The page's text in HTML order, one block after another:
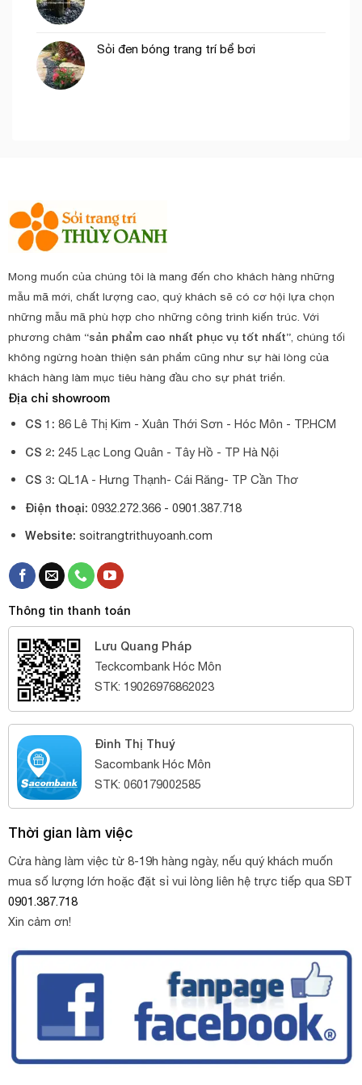
Sỏi đen bóng trang trí bể bơi
Mong muốn của chúng tôi là mang đến cho khách hàng những
mẫu mã mới, chất lượng cao, quý khách sẽ có cơ hội lựa chọn
những mẫu mã phù hợp cho những công trình kiến trúc. Với
phương châm “sản phẩm cao nhất phục vụ tốt nhất”, chúng tối
không ngừng hoàn thiện sản phẩm cũng như sự hài lòng của
khách hàng làm mục tiêu hàng đầu cho sự phát triển.
Địa chỉ showroom
CS 1: 86 Lê Thị Kim - Xuân Thới Sơn - Hóc Môn - TP.HCM
CS 2: 245 Lạc Long Quân - Tây Hồ - TP Hà Nội
CS 3: QL1A - Hưng Thạnh- Cái Răng- TP Cần Thơ
Điện thoại: 0932.272.366 - 0901.387.718
Website: soitrangtrithuyoanh.com
Thông tin thanh toán
Lưu Quang Pháp
Teckcombank Hóc Môn
STK: 19026976862023
Đinh Thị Thuý
Sacombank Hóc Môn
STK: 060179002585
Thời gian làm việc
Cửa hàng làm việc từ 8-19h hàng ngày, nếu quý khách muốn
mua số lượng lớn hoặc đặt sỉ vui lòng liên hệ trực tiếp qua SĐT
0901.387.718
Xin cảm ơn!